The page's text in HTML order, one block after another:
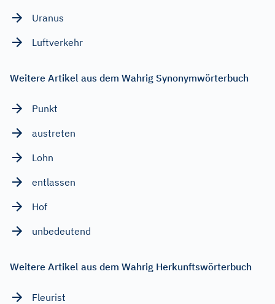
Uranus
Luftverkehr
Weitere Artikel aus dem Wahrig Synonymwörterbuch
Punkt
austreten
Lohn
entlassen
Hof
unbedeutend
Weitere Artikel aus dem Wahrig Herkunftswörterbuch
Fleurist